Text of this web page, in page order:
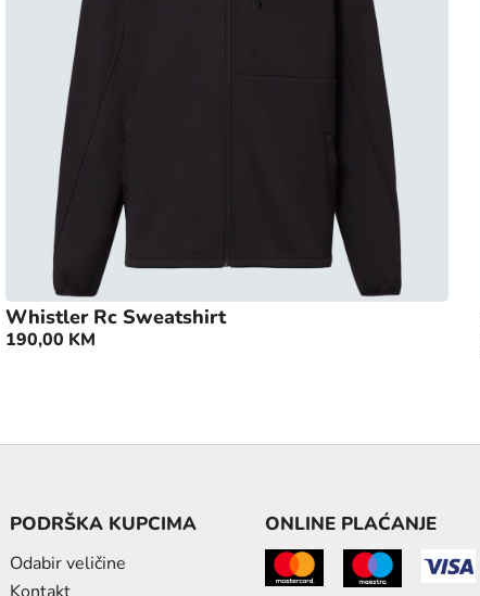
Whistler Rc Sweatshirt
190,00 KM
PODRŠKA KUPCIMA
Odabir veličine
ONLINE PLAĆANJE